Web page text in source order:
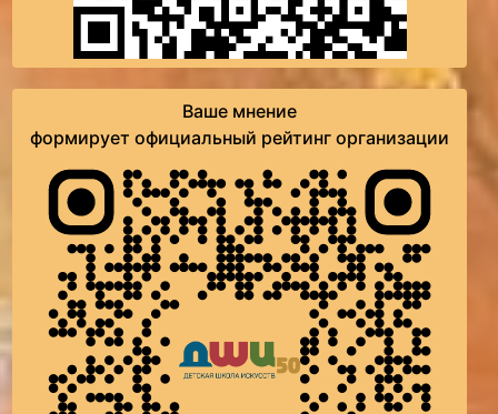
Ваше мнение
формирует официальный рейтинг организации